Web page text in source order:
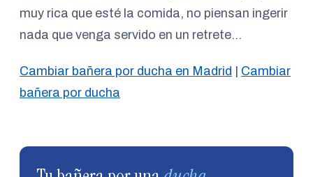
muy rica que esté la comida, no piensan ingerir
nada que venga servido en un retrete…
Cambiar bañera por ducha en Madrid
Cambiar
bañera por ducha